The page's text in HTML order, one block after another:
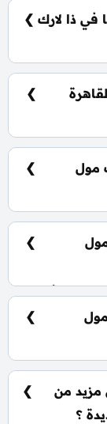
محمد
في ذا لارك
تجارية: تبدأ من 49 متر² مكاتب إدارية: تبدأ
وتختلف حسب نوع
حسب
مول
10% فقط، كما يتم
أسرع
وحراسات
التعاقد.
مزيد من
؟